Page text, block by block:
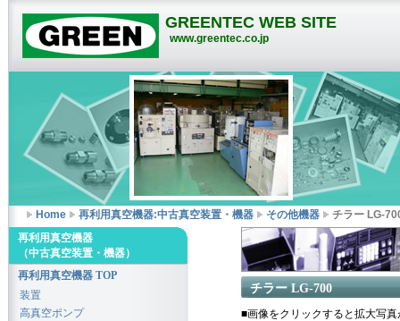
GREENTEC WEB SITE
www.greentec.co.jp
Home 再利用真空機器:中古真空装置・機器 その他機器 チラー LG-
チラー LG-700
■画像をクリックすると拡大写
再利用真空機器
（中古真空装置・機器）
再利用真空機器 TOP
装置
高真空ポンプ